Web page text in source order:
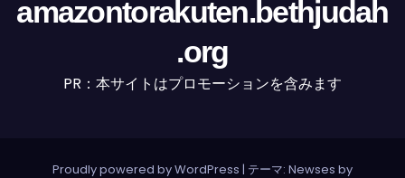
amazontorakuten.bethjudah
.org
PR：本サイトはプロモーションを含みます
Proudly powered by WordPress | テーマ: Newses by